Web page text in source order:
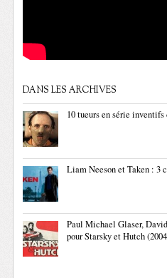
DANS LES ARCHIVES
10 tueurs en série
Liam Neeson et Taken : 3
Paul Michael Glaser,
pour Starsky et Hutch